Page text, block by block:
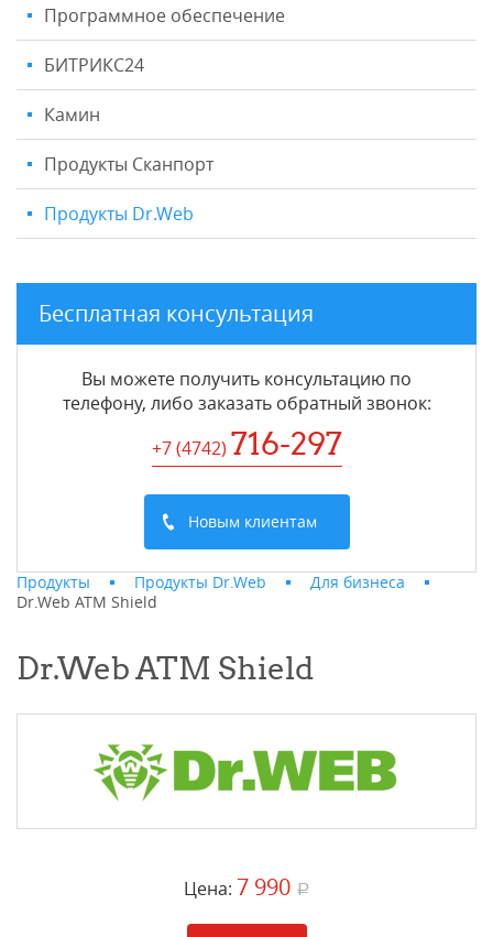
Программное обеспечение
БИТРИКС24
Камин
Продукты Сканпорт
Продукты Dr.Web
Бесплатная консультация
Вы можете получить консультацию по
телефону, либо заказать обратный звонок:
+7 (4742) 716-297
Новым клиентам
Продукты Продукты Dr.Web
Для бизнеса
Dr.Web ATM Shield
Dr.Web ATM Shield
Цена: 7 990 a